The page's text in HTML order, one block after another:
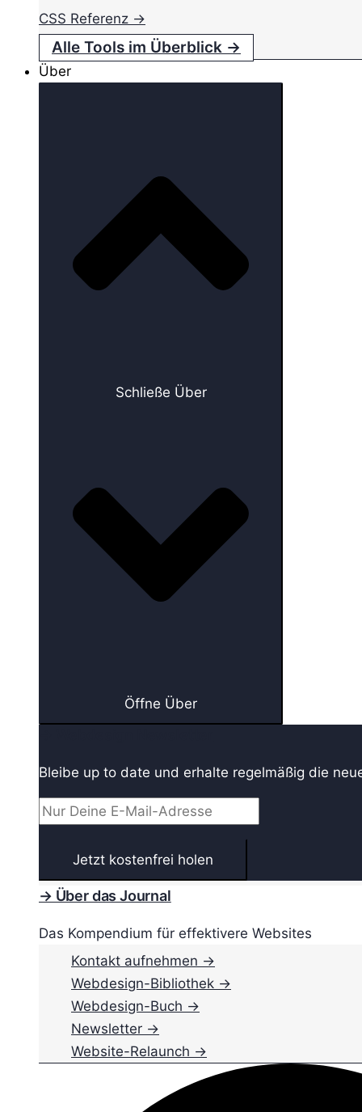
CSS Referenz →
Alle Tools im Überblick →
Über
Schließe Über
Öffne Über
Bleibe up to date und erhalte regelmäßig die
→ Über das Journal
Das Kompendium für effektivere Websites
Kontakt aufnehmen →
Webdesign-Bibliothek →
Webdesign-Buch →
Newsletter →
Website-Relaunch →